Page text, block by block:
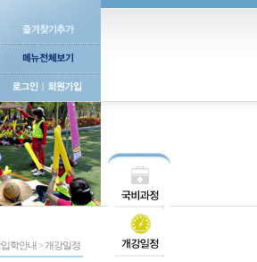
학안내 >개강일정